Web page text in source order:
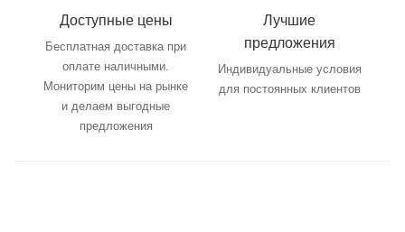
Доступные цены
Бесплатная доставка при
оплате наличными.
Мониторим цены на рынке
и делаем выгодные
предложения
Лучшие
предложения
Индивидуальные условия
для постоянных клиентов